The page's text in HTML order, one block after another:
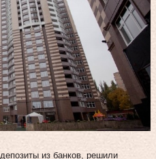
из банков, решили